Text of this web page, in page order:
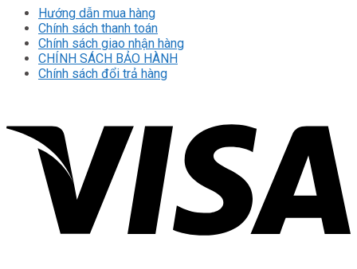
Hướng dẫn mua hàng
Chính sách thanh toán
Chính sách giao nhận hàng
CHÍNH SÁCH BẢO HÀNH
Chính sách đổi trả hàng